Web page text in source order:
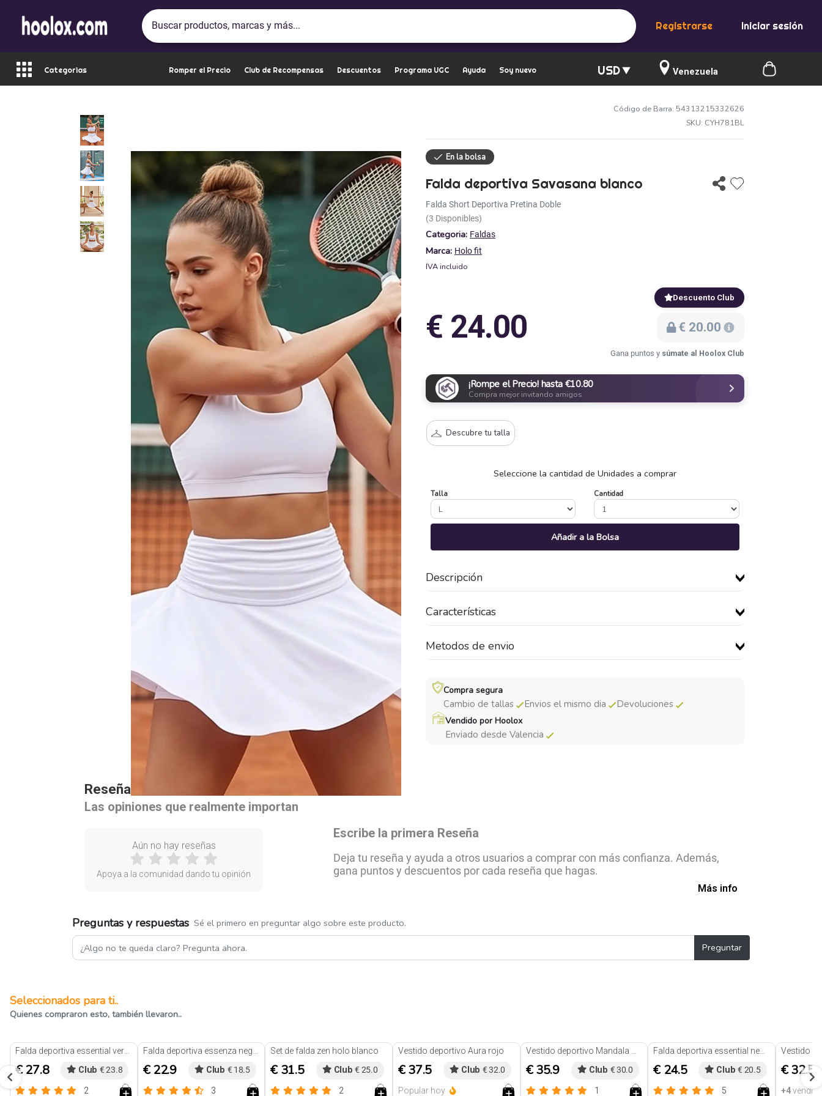
Registrarse Iniciar sesión
Categorias Romper el Precio Club de Recompensas Descuentos Programa UGC Ayuda Soy nuevo USD Venezuela
Código de Barra: 54313215332626
SKU: CYH781BL
Falda deportiva Savasana blanco
Falda Short Deportiva Pretina Doble
(3 Disponibles)
Categoria: Faldas
Marca: Holo fit
IVA incluido
€ 24.00
Descuento Club
€ 20.00
Gana puntos y súmate al Hoolox Club
¡Rompe el Precio! hasta €10.80
Compra mejor invitando amigos
Descubre tu talla
Seleccione la cantidad de Unidades a comprar
Talla Cantidad
Añadir a la Bolsa
Descripción
Características
Metodos de envio
Compra segura
Cambio de tallas Envios el mismo dia Devoluciones
Vendido por Hoolox
Enviado desde Valencia
Reseñas de nuestros clientes
Las opiniones que realmente importan
Aún no hay reseñas
Apoya a la comunidad dando tu opinión
Escribe la primera Reseña
Deja tu reseña y ayuda a otros usuarios a comprar con más confianza. Además,
gana puntos y descuentos por cada reseña que hagas.
Más info
Preguntas y respuestas Sé el primero en preguntar algo sobre este producto.
Preguntar
Seleccionados para ti..
Quienes compraron esto, también llevaron..
Falda deportiva essential verde
€ 27.8 Club € 23.8
2
Falda deportiva essenza negro
€ 22.9 Club € 18.5
3
Set de falda zen holo blanco
€ 31.5 Club € 25.0
2
Vestido deportivo Aura rojo
€ 37.5 Club € 32.0
Popular hoy
Vestido deportivo Mandala Morado
€ 35.9 Club € 30.0
1
Falda deportiva essential negro
€ 24.5 Club € 20.5
5
€ 32.5
+4